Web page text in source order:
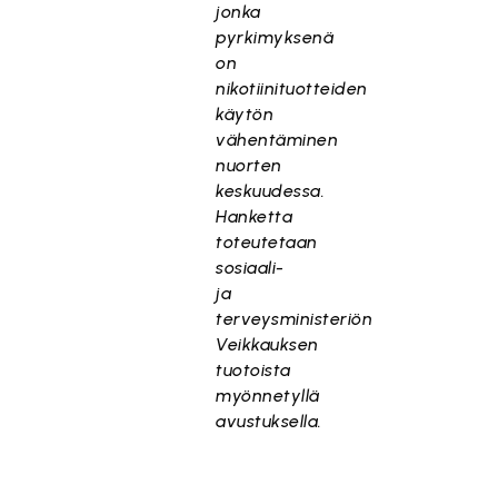
jonka
pyrkimyksenä
on
nikotiinituotteiden
käytön
vähentäminen
nuorten
keskuudessa.
Hanketta
toteutetaan
sosiaali-
ja
terveysministeriön
Veikkauksen
tuotoista
myönnetyllä
avustuksella.